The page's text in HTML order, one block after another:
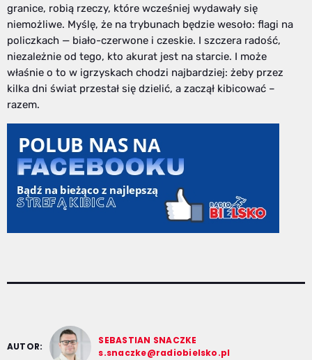
granice, robią rzeczy, które wcześniej wydawały się
niemożliwe. Myślę, że na trybunach będzie wesoło: flagi na
policzkach — biało-czerwone i czeskie. I szczera radość,
niezależnie od tego, kto akurat jest na starcie. I może
właśnie o to w igrzyskach chodzi najbardziej: żeby przez
kilka dni świat przestał się dzielić, a zaczął kibicować –
razem.
AUTOR:
SEBASTIAN SNACZKE
s.snaczke@radiobielsko.pl